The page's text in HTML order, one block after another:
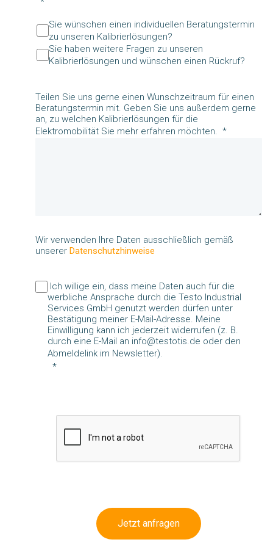
Sie wünschen einen individuellen Beratungstermin
zu unseren Kalibrierlösungen?
Sie haben weitere Fragen zu unseren
Kalibrierlösungen und wünschen einen Rückruf?
Teilen Sie uns gerne einen Wunschzeitraum für einen
Beratungstermin mit. Geben Sie uns außerdem gerne
an, zu welchen Kalibrierlösungen für die
Elektromobilität Sie mehr erfahren möchten.
Wir verwenden Ihre Daten ausschließlich gemäß
unserer Datenschutzhinweise
Ich willige ein, dass meine Daten auch für die
werbliche Ansprache durch die Testo Industrial
Services GmbH genutzt werden dürfen unter
Bestätigung meiner E-Mail-Adresse. Meine
Einwilligung kann ich jederzeit widerrufen (z. B.
durch eine E-Mail an info@testotis.de oder den
Abmeldelink im Newsletter).
Jetzt anfragen